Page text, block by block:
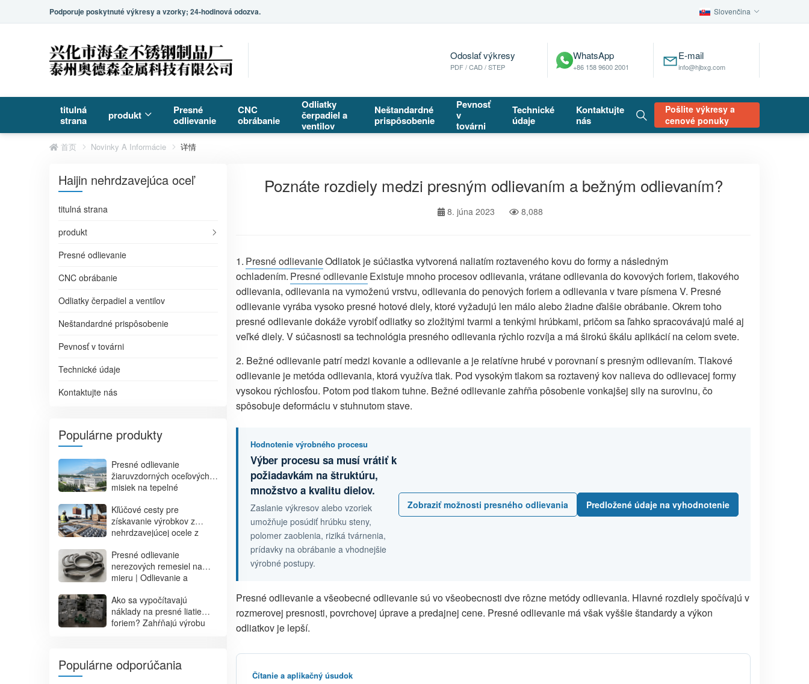
Podporuje poskytnuté výkresy a vzorky; 24-hodinová odozva. Slovenčina
Odoslať výkresy
PDF / CAD / STEP
WhatsApp
+86 158 9600 2001
E-mail
info@hjbxg.com
titulná
strana
produkt
Presné
odlievanie
CNC
obrábanie
Odliatky
čerpadiel a
ventilov
Neštandardné
prispôsobenie
Pevnosť
v
továrni
Technické
údaje
Kontaktujte
nás
Pošlite výkresy a
cenové ponuky
首页 Novinky A Informácie 详情
Haijin nehrdzavejúca oceľ
titulná strana
produkt
Presné odlievanie
CNC obrábanie
Odliatky čerpadiel a ventilov
Neštandardné prispôsobenie
Pevnosť v továrni
Technické údaje
Kontaktujte nás
Populárne produkty
Presné odlievanie
žiaruvzdorných oceľových
misiek na tepelné
nástroje pecí na mieru
Kľúčové cesty pre
získavanie výrobkov z
nehrdzavejúcej ocele z
dodávateľského reťazca,
medzinárodné doručenie a
zoznam nástrah, ktorým sa
Presné odlievanie
nerezových remesiel na
mieru | Odlievanie a
ozdôb v tvare kraba
Ako sa vypočítavajú
náklady na presné liatie
foriem? Zahŕňajú výrobu
Populárne odporúčania
Poznáte rozdiely medzi presným odlievaním a bežným odlievaním?
8. júna 2023 8,088
1. Presné odlievanieOdliatok je súčiastka vytvorená naliatím roztaveného kovu do formy a následným
ochladením. Presné odlievanieExistuje mnoho procesov odlievania, vrátane odlievania do kovových foriem, tlakového
odlievania, odlievania na vymoženú vrstvu, odlievania do penových foriem a odlievania v tvare písmena V. Presné
odlievanie vyrába vysoko presné hotové diely, ktoré vyžadujú len málo alebo žiadne ďalšie obrábanie. Okrem toho
presné odlievanie dokáže vyrobiť odliatky so zložitými tvarmi a tenkými hrúbkami, pričom sa ľahko spracovávajú malé aj
veľké diely. V súčasnosti sa technológia presného odlievania rýchlo rozvíja a má širokú škálu aplikácií na celom svete.
2. Bežné odlievanie patrí medzi kovanie a odlievanie a je relatívne hrubé v porovnaní s presným odlievaním. Tlakové
odlievanie je metóda odlievania, ktorá využíva tlak. Pod vysokým tlakom sa roztavený kov nalieva do odlievacej formy
vysokou rýchlosťou. Potom pod tlakom tuhne. Bežné odlievanie zahŕňa pôsobenie vonkajšej sily na surovinu, čo
spôsobuje deformáciu v stuhnutom stave.
Hodnotenie výrobného procesu
Výber procesu sa musí vrátiť k
požiadavkám na štruktúru,
množstvo a kvalitu dielov.
Zaslanie výkresov alebo vzoriek
umožňuje posúdiť hrúbku steny,
polomer zaoblenia, riziká tvárnenia,
prídavky na obrábanie a vhodnejšie
výrobné postupy.
Zobraziť možnosti presného odlievania Predložené údaje na vyhodnotenie
Presné odlievanie a všeobecné odlievanie sú vo všeobecnosti dve rôzne metódy odlievania. Hlavné rozdiely spočívajú v
rozmerovej presnosti, povrchovej úprave a predajnej cene. Presné odlievanie má však vyššie štandardy a výkon
odliatkov je lepší.
Čítanie a aplikačný úsudok